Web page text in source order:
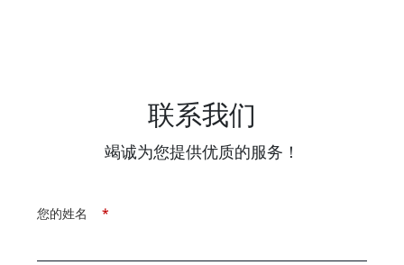
联系我们
竭诚为您提供优质的服务！
*
您的姓名